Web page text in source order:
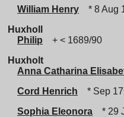
William Henry
* 8 Aug
Huxholl
Philip
+ < 1689/90
Huxholt
Anna Catharina
Cord Henrich
* Sep
Sophia Eleonora
* 29